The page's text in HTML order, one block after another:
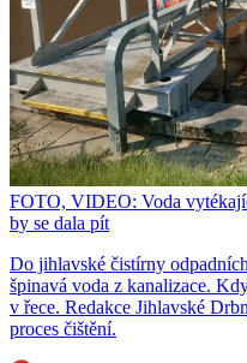
FOTO, VIDEO: Voda
by se dala pít
Do jihlavské čistírny
špinavá voda z kanalizace.
v řece. Redakce Jihlavské
proces čištění.